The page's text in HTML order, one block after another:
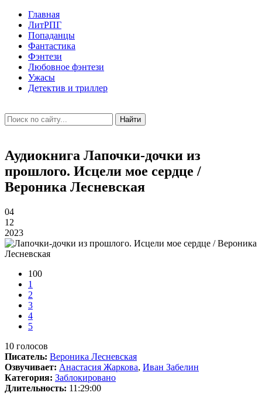
Главная
ЛитРПГ
Попаданцы
Фантастика
Фэнтези
Любовное фэнтези
Ужасы
Детектив и триллер
Найти
Аудиокнига Лапочки-дочки из
прошлого. Исцели мое сердце /
Вероника Лесневская
04
12
2023
100
1
2
3
4
5
10 голосов
Писатель: Вероника Лесневская
Озвучивает: Анастасия Жаркова, Иван Забелин
Категория: Заблокировано
Длительность: 11:29:00